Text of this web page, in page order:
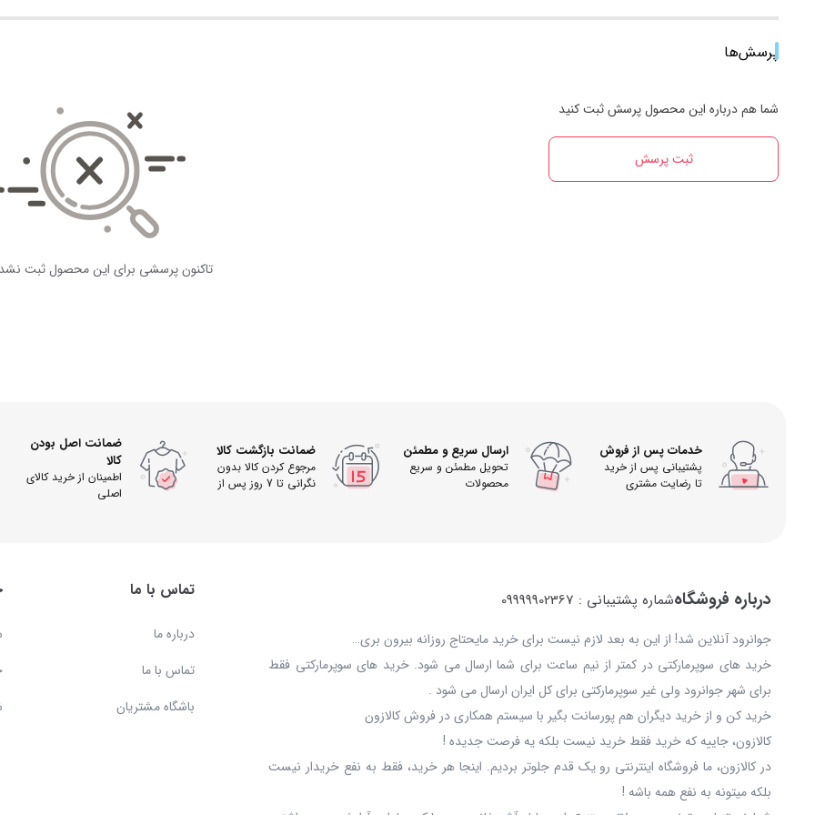
پرسش‌ها
شما هم درباره این محصول پرسش ثبت کنید
ثبت پرسش
تاکنون پرسشی برای این محصول ثبت
خدمات پس از فروش
پشتیبانی پس از خرید
تا رضایت مشتری
ارسال سریع و مطمئن
تحویل مطمئن و سریع
محصولات
ضمانت بازگشت کالا
مرجوع کردن کالا بدون
نگرانی تا 7 روز پس از
ضمانت اصل بودن
کالا
اطمینان از خرید کالای
اصلی
درباره فروشگاهشماره پشتیبانی : 09999902367
جوانرود آنلاین شد! از این به بعد لازم نیست برای خرید مایحتاج روزانه بیرون بری…
خرید های سوپرمارکتی در کمتر از نیم ساعت برای شما ارسال می شود. خرید های سوپرمارکتی فقط
برای شهر جوانرود ولی غیر سوپرمارکتی برای کل ایران ارسال می شود .
خرید کن و از خرید دیگران هم پورسانت بگیر با سیستم همکاری در فروش کالازون
کالازون، جاییه که خرید فقط خرید نیست بلکه یه فرصت جدیده !
در کالازون، ما فروشگاه اینترنتی رو یک قدم جلوتر بردیم. اینجا هر خرید، فقط به نفع خریدار نیست
بلکه میتونه به نفع همه باشه !
تماس با ما
درباره ما
تماس با ما
باشگاه مشتریان